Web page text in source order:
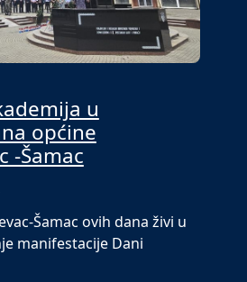
u
općine
-Šamac
Šamac ovih dana živi u
manifestacije Dani